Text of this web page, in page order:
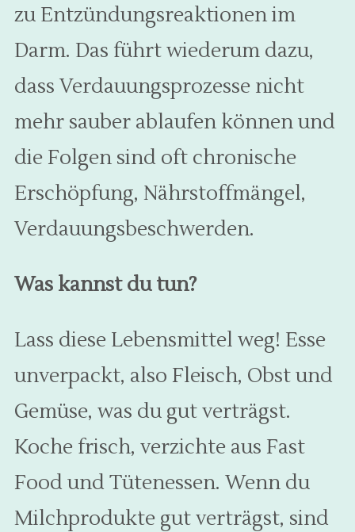
zu Entzündungsreaktionen im
Darm. Das führt wiederum dazu,
dass Verdauungsprozesse nicht
mehr sauber ablaufen können und
die Folgen sind oft chronische
Erschöpfung, Nährstoffmängel,
Verdauungsbeschwerden.
Was kannst du tun?
Lass diese Lebensmittel weg! Esse
unverpackt, also Fleisch, Obst und
Gemüse, was du gut verträgst.
Koche frisch, verzichte aus Fast
Food und Tütenessen. Wenn du
Milchprodukte gut verträgst, sind